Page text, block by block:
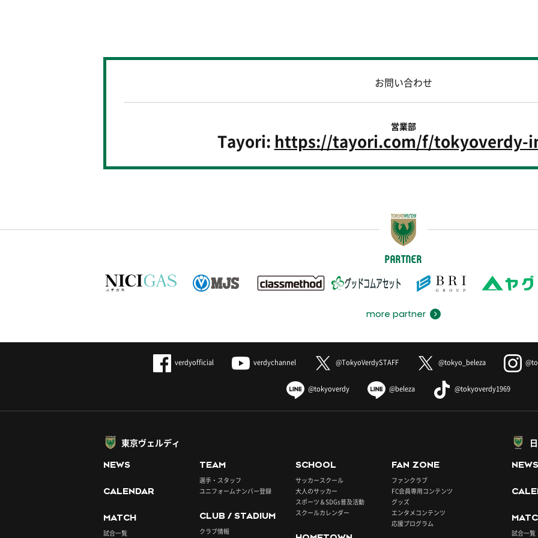
お問い合わせ
営業部
Tayori: https://tayori.com/f/tokyoverdy-
PARTNER
more partner
verdyofficial verdychannel @TokyoVerdySTAFF @tokyo_beleza
@tokyoverdy @beleza @tokyoverdy1969
東京ヴェルディ
NEWS
CALENDAR
MATCH
試合一覧
TEAM
選手・スタッフ
ユニフォームナンバー登録
CLUB / STADIUM
クラブ情報
SCHOOL
サッカースクール
大人のサッカー
スポーツ＆SDGs普及活動
スクールカレンダー
FAN ZONE
ファンクラブ
FC会員専用コンテンツ
グッズ
エンタメコンテンツ
応援プログラム
NEWS
試合一覧